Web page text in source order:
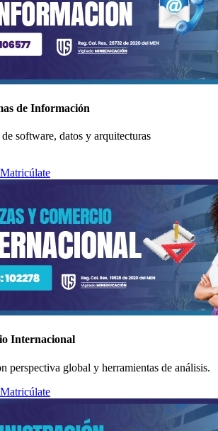
de Información
software, datos y arquitecturas
Matricúlate
Internacional
perspectiva global y herramientas de análisis.
Matricúlate